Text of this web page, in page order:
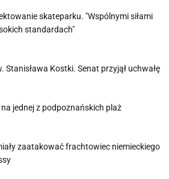
skateparku. "Wspólnymi siłami
standardach"
Stanisława Kostki. Senat przyjął uchwałę
jednej z podpoznańskich plaż
zaatakować frachtowiec niemieckiego